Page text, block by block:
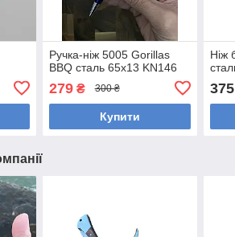
Ручка-ніж 5005 Gorillas
BBQ сталь 65х13 KN146
279₴ 300 ₴
Купити
Ніж
375